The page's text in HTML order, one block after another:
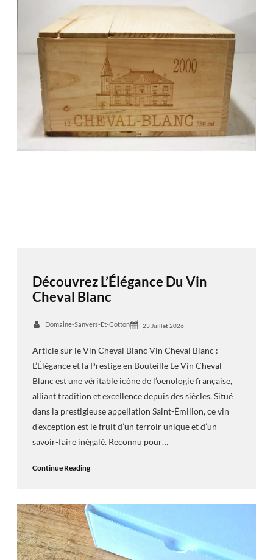
Découvrez L’Élégance Du Vin
Cheval Blanc
Domaine-Sanvers-Et-Cotton 23 Juillet 2026
Article sur le Vin Cheval Blanc Vin Cheval Blanc :
L’Élégance et la Prestige en Bouteille Le Vin Cheval
Blanc est une véritable icône de l’oenologie française,
alliant tradition et excellence depuis des siècles. Situé
dans la prestigieuse appellation Saint-Émilion, ce vin
d’exception est le fruit d’un terroir unique et d’un
savoir-faire inégalé. Reconnu pour…
Continue Reading